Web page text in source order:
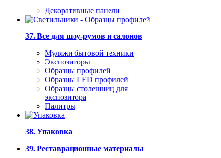
Декоративные панели
37. Все для шоу-румов и салонов
Муляжи бытовой техники
Экспозиторы
Образцы профилей
Образцы LED профилей
Образцы столешниц для
экспозитора
Палитры
38. Упаковка
39. Реставрационные материалы